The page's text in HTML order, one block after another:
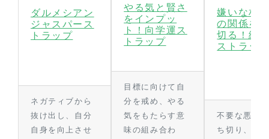
ダルメシアン
ジャスパース
トラップ
ネガティブから
抜け出し、自分
自身を向上させ
やる気と賢さ
をインプッ
ト！向学運ス
トラップ
目標に向けて自
分を戒め、やる
気をもたらす意
味の組み合わ
嫌いな相
の関係を
切る！縁
ストラッ
不要な悪縁
ち切り、気